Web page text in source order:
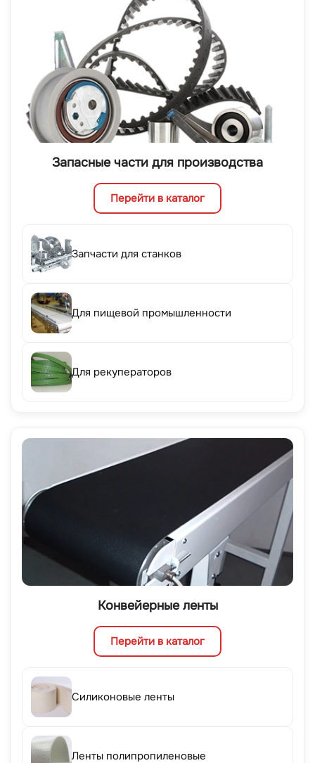
Запасные части для производства
Перейти в каталог
Запчасти для станков
Для пищевой промышленности
Для рекуператоров
Конвейерные ленты
Перейти в каталог
Силиконовые ленты
Ленты полипропиленовые